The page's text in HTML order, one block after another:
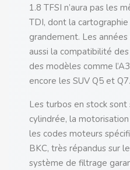
1.8 TFSI n’aura pas les
TDI, dont la
grandement. Les
aussi la compatibilité
des modèles comme
encore les SUV Q5 et Q7.
Les turbos en stock
cylindrée, la
les codes moteurs
BKC, très répandus sur
système de filtrage